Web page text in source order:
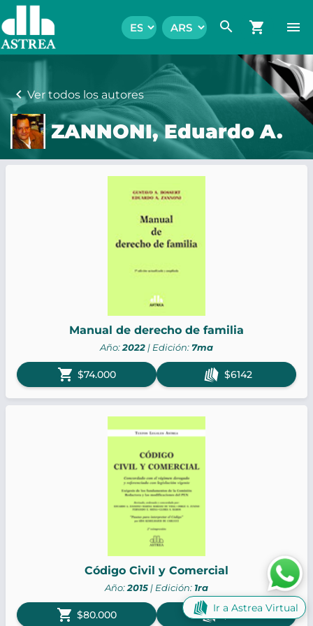
search shopping_cart menu
chevron_leftVer todos los autores
ZANNONI, Eduardo A.
Manual de derecho de familia
Año:2022 | Edición: 7ma
shopping_cart $74.000 $6142
Código Civil y Comercial
Año:2015 | Edición: 1ra
shopping_cart $80.000 $6640
Ir a Astrea Virtual